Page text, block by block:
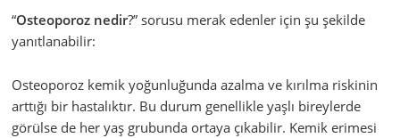
“Osteoporoz nedir?” sorusu merak edenler için şu şekilde
yanıtlanabilir:
Osteoporoz kemik yoğunluğunda azalma ve kırılma riskinin
arttığı bir hastalıktır. Bu durum genellikle yaşlı bireylerde
görülse de her yaş grubunda ortaya çıkabilir. Kemik erimesi